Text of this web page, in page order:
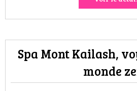
Spa Mont Kailash,
monde